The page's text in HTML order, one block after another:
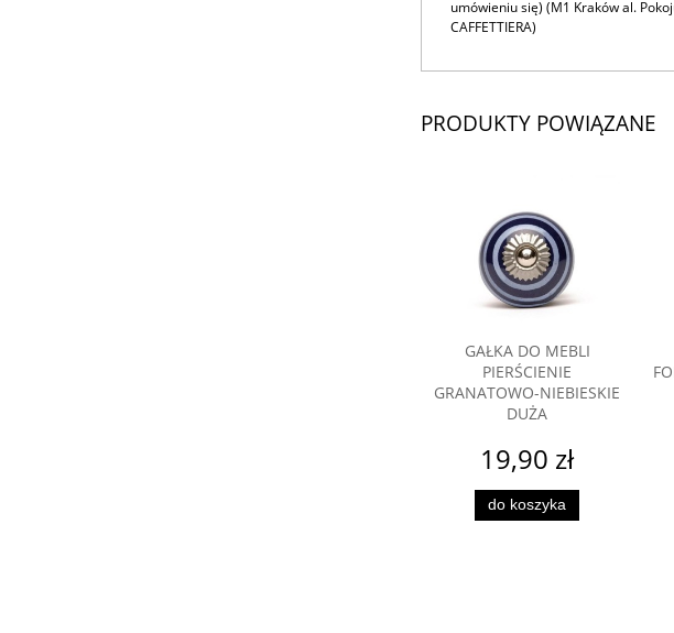
umówieniu się) (M1 Kraków al.
CAFFETTIERA)
PRODUKTY POWIĄZANE
GAŁKA DO MEBLI
PIERŚCIENIE
GRANATOWO-NIEBIESKIE
DUŻA
19,90 zł
do koszyka